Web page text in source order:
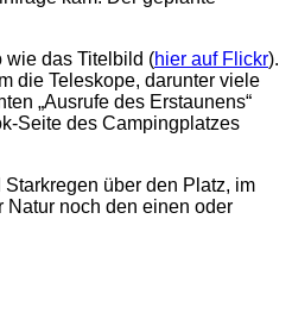
wie das Titelbild (hier auf Flickr).
die Teleskope, darunter viele
„Ausrufe des Erstaunens“
Seite des Campingplatzes
über den Platz, im
Natur noch den einen oder